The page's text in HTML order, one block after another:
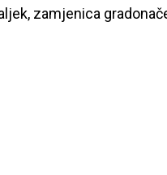
zamjenica